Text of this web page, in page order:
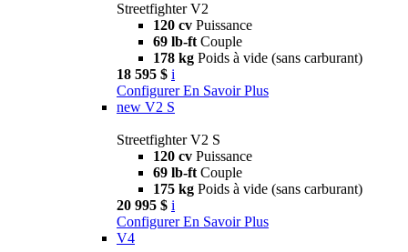
Streetfighter V2
120 cv Puissance
69 lb-ft Couple
178 kg Poids à vide (sans carburant)
18 595 $ i
Configurer En Savoir Plus
new V2 S
Streetfighter V2 S
120 cv Puissance
69 lb-ft Couple
175 kg Poids à vide (sans carburant)
20 995 $ i
Configurer En Savoir Plus
V4